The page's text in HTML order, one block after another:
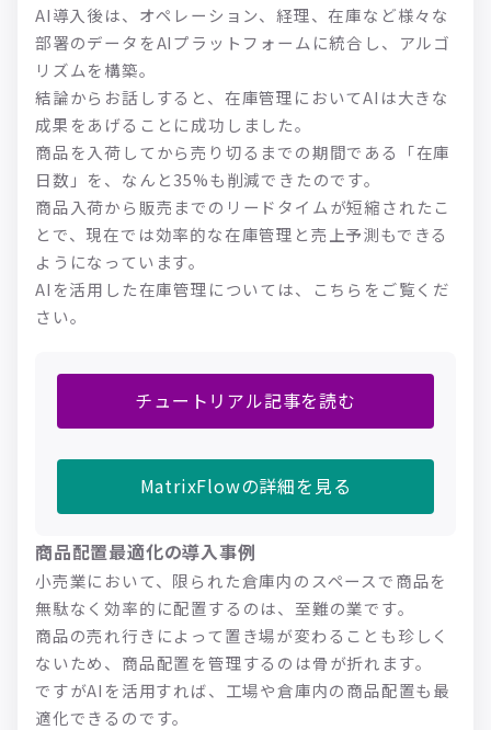
AI導入後は、オペレーション、経理、在庫など様々な
部署のデータをAIプラットフォームに統合し、アルゴ
リズムを構築。
結論からお話しすると、在庫管理においてAIは大きな
成果をあげることに成功しました。
商品を入荷してから売り切るまでの期間である「在庫
日数」を、なんと35%も削減できたのです。
商品入荷から販売までのリードタイムが短縮されたこ
とで、現在では効率的な在庫管理と売上予測もできる
ようになっています。
AIを活用した在庫管理については、こちらをご覧くだ
さい。
チュートリアル記事を読む
MatrixFlowの詳細を見る
商品配置最適化の導入事例
小売業において、限られた倉庫内のスペースで商品を
無駄なく効率的に配置するのは、至難の業です。
商品の売れ行きによって置き場が変わることも珍しく
ないため、商品配置を管理するのは骨が折れます。
ですがAIを活用すれば、工場や倉庫内の商品配置も最
適化できるのです。